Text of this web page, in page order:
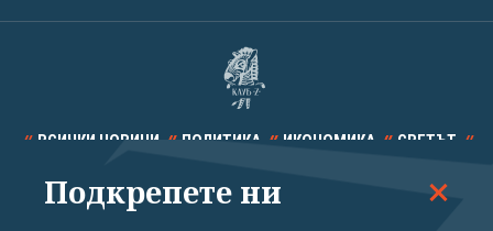
ВСИЧКИ НОВИНИ ПОЛИТИКА ИКОНОМИКА СВЕТЪТ
СПОРТ КУЛТУРА ТЕХНОЛОГИИ КАЛЕЙДОСКОП
Подкрепете ни